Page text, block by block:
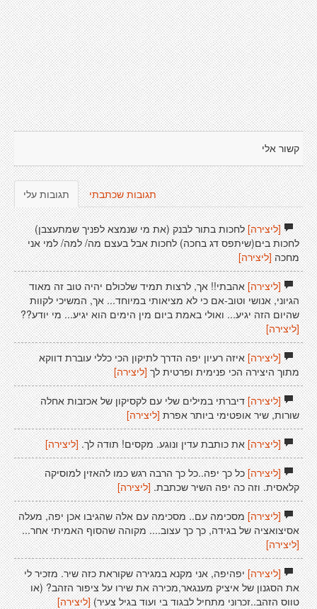
קשור אלי
תגובות עלי תגובות שכתבתי
[ליצירה]לחכות בתור לבנק (את מי שנמצא לפניך שמתעצבן)
לחכות בים(שיתפס דג בחכה) לחכות אבל בעצם מה/ למה/ למי אני
מחכה [ליצירה]
[ליצירה]אהבתי!! אך, לרצות תמיד שלכולם יהיה טוב זה מאוד
הגיוני, אנושי וטוב-אם כי לא מציאותי במיוחד... אך, המשיכי לקוות
שהיום הזה יגיע... ואולי באמת ביום מין הימים הוא יגיע... מי יודע??
[ליצירה]
[ליצירה]איזה רעיון יפה הדרך לתיקון הכי כללי עוברת דווקא
מתוך היצירה הכי פנימית ופרטית לך[ליצירה]
[ליצירה]דיברתי במילים שלי עם לקסיקון של אכזבות אחלה
שורות, שיר אופטימי ביותר אפרת [ליצירה]
[ליצירה]את כותבת עדין ונוגע. מקסים! תודה לך. [ליצירה]
[ליצירה]כל כך יפה..כל כך הרבה רגש כמו להאזין למוסיקה
קלאסית. וזה כה יפה השיר שכתבת. [ליצירה]
[ליצירה]מסכימה עם.. מסכימה עם אלה שהגיבו אכן יפה, מעלה
אסיצואציה של בגידה, כך כך עצוב.... מקוהה שהסוף האמיתי אחר...
[ליצירה]
[ליצירה]יפהיפה, אני מקנא במגירה שקוראת כזה שיר. מזכיר לי
את הסגנון של איציק מענגאר,מכירה את שירו על ציפור הזהב? (או
טווס הזהב..זכרוני מתחיל לבגוד בי ועוד בגיל צעיר)[ליצירה]